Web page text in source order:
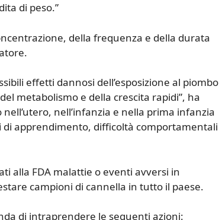
di peso.”
della frequenza e della durata
effetti dannosi dell’esposizione al piombo
metabolismo e della crescita rapidi”, ha
nell’infanzia e nella prima infanzia
apprendimento, difficoltà comportamentali
alla FDA malattie o eventi avversi in
campioni di cannella in tutto il paese.
di intraprendere le seguenti azioni: